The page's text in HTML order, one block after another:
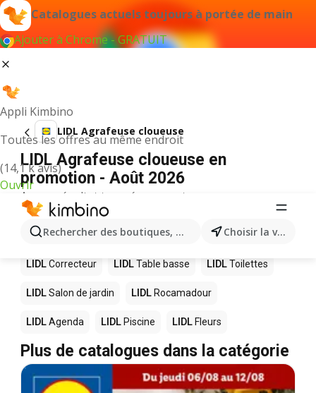
Catalogues actuels toujours à portée de main
Ajouter à Chrome - GRATUIT
Appli Kimbino
Toutes les offres au même endroit
(14,1 k avis)
Ouvrir
Rechercher des boutiques, des catégories, des Choisir la ville
LIDL Agrafeuse cloueuse
LIDL Agrafeuse cloueuse en
promotion - Août 2026
Aucun résultat trouvé pour ce terme.
D’autres produits dans les magasins
LIDL
LIDLCorrecteur LIDLTable basse LIDLToilettes
LIDLSalon de jardin LIDL Rocamadour
LIDLAgenda LIDL Piscine LIDL Fleurs
Plus de catalogues dans la catégorie